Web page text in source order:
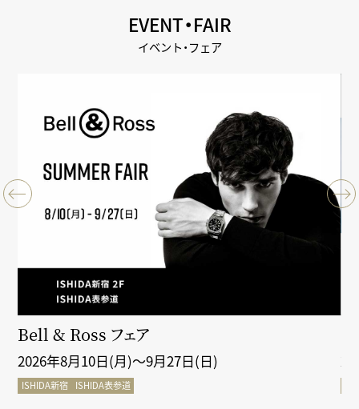
EVENT・FAIR
イベント・フェア
Bell & Ross フェア
2026年8月10日(月)～9月27日(日)
ISHIDA新宿 ISHIDA表参道